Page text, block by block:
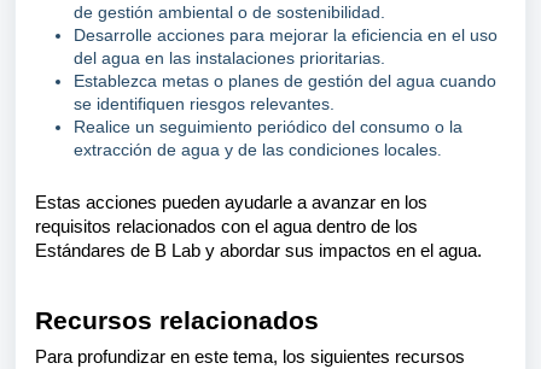
de gestión ambiental o de sostenibilidad.
Desarrolle acciones para mejorar la eficiencia en el uso
del agua en las instalaciones prioritarias.
Establezca metas o planes de gestión del agua cuando
se identifiquen riesgos relevantes.
Realice un seguimiento periódico del consumo o la
extracción de agua y de las condiciones locales
Estas acciones pueden ayudarle a avanzar en los
requisitos relacionados con el agua dentro de los
Estándares de B Lab y abordar sus impactos en el agua.
Recursos relacionados
Para profundizar en este tema, los siguientes recursos